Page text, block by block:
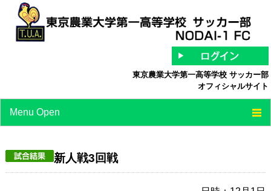
東京農業大学第一高等学校 サッカー部
オフィシャルサイト
Menu Open
チーム紹介 新人戦3回戦